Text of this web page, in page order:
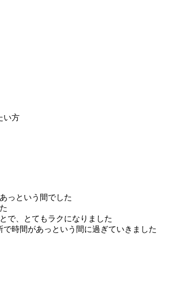
い方
っという間でした
で、とてもラクになりました
時間があっという間に過ぎていきました